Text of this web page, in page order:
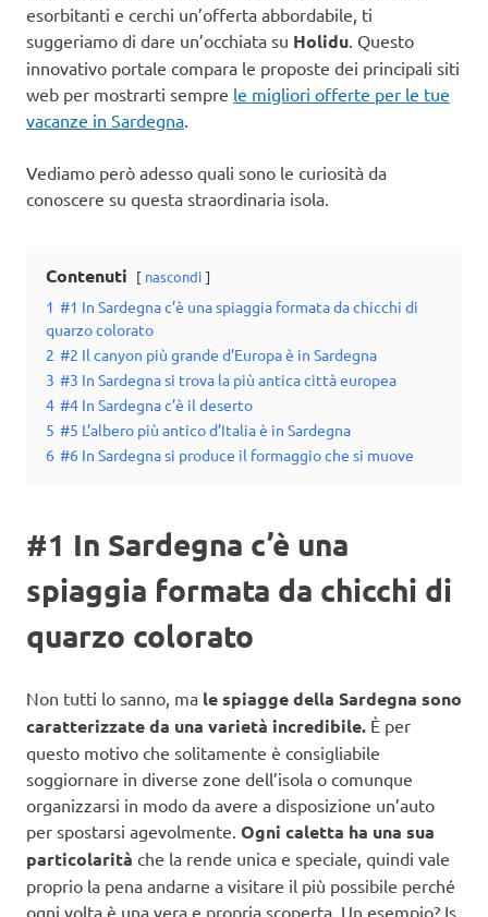
esorbitanti e cerchi un’offerta abbordabile, ti
suggeriamo di dare un’occhiata su Holidu . Questo
innovativo portale compara le proposte dei principali siti
web per mostrarti sempre le migliori offerte per le tue
vacanze in Sardegna
Vediamo però adesso quali sono le curiosità da
conoscere su questa straordinaria isola.
Contenuti nascondi
1 #1 In Sardegna c’è una spiaggia formata da chicchi di
quarzo colorato
2 #2 Il canyon più grande d’Europa è in Sardegna
3 #3 In Sardegna si trova la più antica città europea
4 #4 In Sardegna c’è il deserto
5 #5 L’albero più antico d’Italia è in Sardegna
6 #6 In Sardegna si produce il formaggio che si muove
#1 In Sardegna c’è una
spiaggia formata da chicchi di
quarzo colorato
Non tutti lo sanno, ma le spiagge della Sardegna sono
caratterizzate da una varietà incredibile. È per
questo motivo che solitamente è consigliabile
soggiornare in diverse zone dell’isola o comunque
organizzarsi in modo da avere a disposizione un’auto
per spostarsi agevolmente. Ogni caletta ha una sua
particolarità che la rende unica e speciale, quindi vale
proprio la pena andarne a visitare il più possibile perché
ogni volta è una vera e propria scoperta. Un esempio? Is